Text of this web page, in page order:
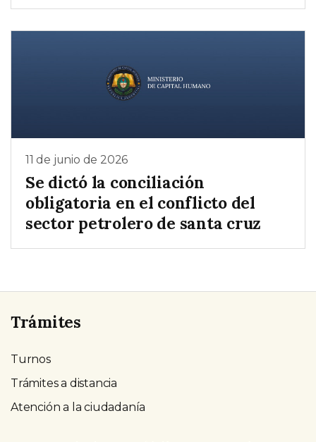
11 de junio de 2026
Se dictó la conciliación
obligatoria en el conflicto del
sector petrolero de santa cruz
Trámites
Turnos
Trámites a distancia
Atención a la ciudadanía